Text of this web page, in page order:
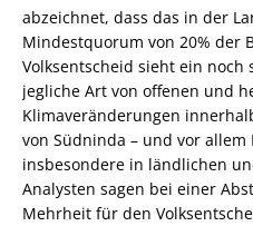
abzeichnet, dass das in der
Mindestquorum von 20% der
Volksentscheid sieht ein noch
jegliche Art von offenen und
Klimaveränderungen
von Südninda – und vor
insbesondere in ländlichen
Analysten sagen bei einer
Mehrheit für den